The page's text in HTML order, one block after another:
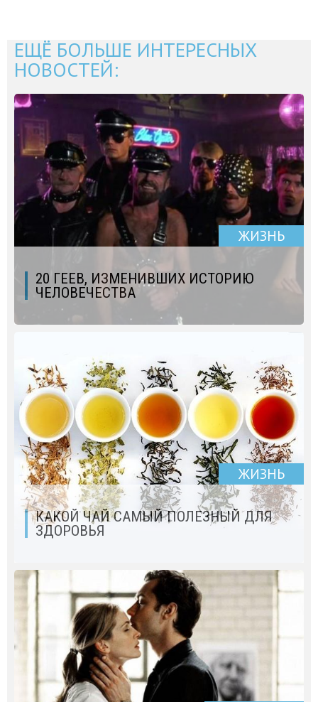
ЕЩЁ БОЛЬШЕ ИНТЕРЕСНЫХ
НОВОСТЕЙ:
ЖИЗНЬ
20 ГЕЕВ, ИЗМЕНИВШИХ ИСТОРИЮ
ЧЕЛОВЕЧЕСТВА
ЖИЗНЬ
КАКОЙ ЧАЙ САМЫЙ ПОЛЕЗНЫЙ ДЛЯ
ЗДОРОВЬЯ